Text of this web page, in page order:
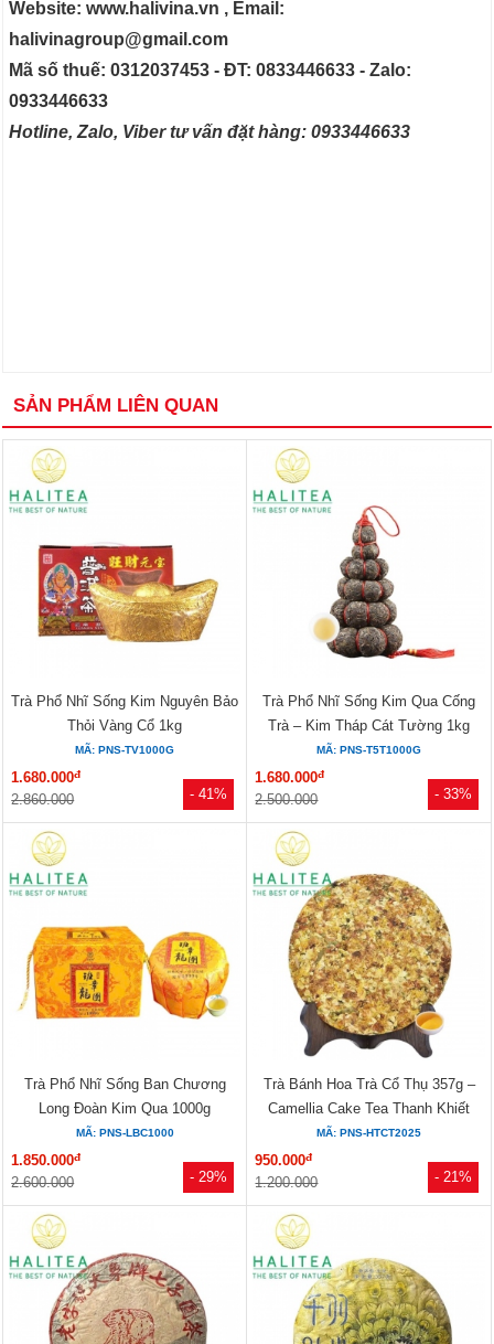
Website: www.halivina.vn , Email:
halivinagroup@gmail.com
Mã số thuế: 0312037453 - ĐT: 0833446633 - Zalo:
0933446633
Hotline, Zalo, Viber tư vấn đặt hàng: 0933446633
SẢN PHẨM LIÊN QUAN
- 41%
Trà Phổ Nhĩ Sống Kim Nguyên Bảo
Thỏi Vàng Cổ 1kg
MÃ: PNS-TV1000G
1.680.000đ
2.860.000 - 33%
Trà Phổ Nhĩ Sống Kim Qua Cống
Trà – Kim Tháp Cát Tường 1kg
MÃ: PNS-T5T1000G
1.680.000đ
2.500.000
- 29%
Trà Phổ Nhĩ Sống Ban Chương
Long Đoàn Kim Qua 1000g
MÃ: PNS-LBC1000
1.850.000đ
2.600.000 - 21%
Trà Bánh Hoa Trà Cổ Thụ 357g –
Camellia Cake Tea Thanh Khiết
MÃ: PNS-HTCT2025
950.000đ
1.200.000